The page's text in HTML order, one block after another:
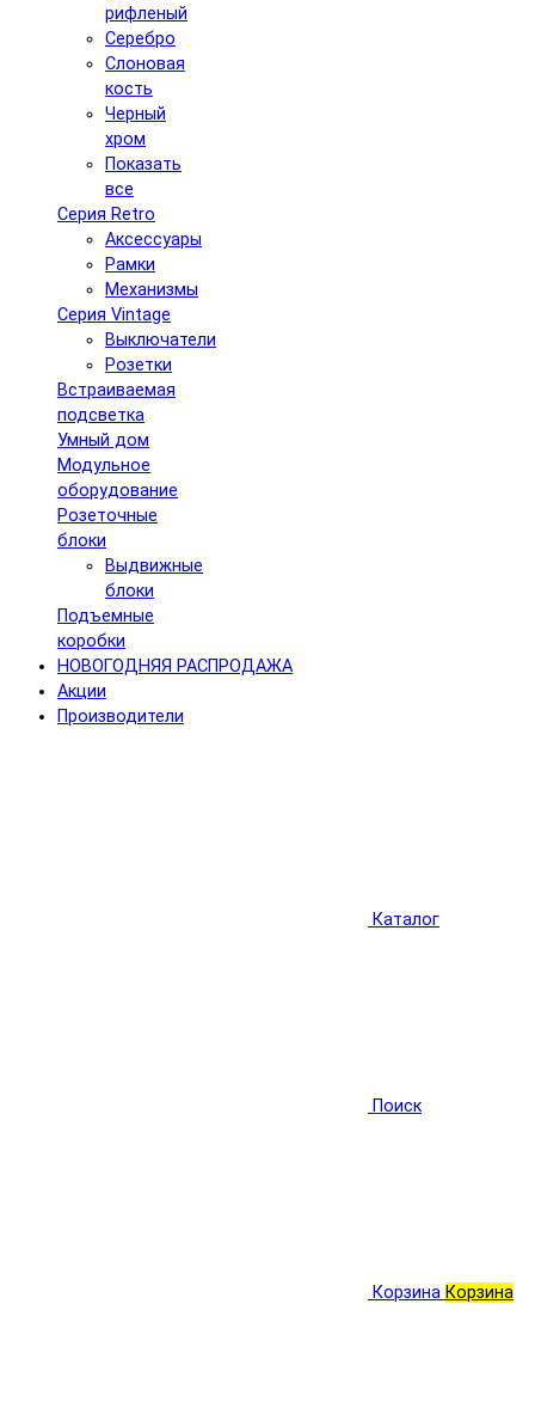
рифленый
Серебро
Слоновая
кость
Черный
хром
Показать
все
Серия Retro
Аксессуары
Рамки
Механизмы
Серия Vintage
Выключатели
Розетки
Встраиваемая
подсветка
Умный дом
Модульное
оборудование
Розеточные
блоки
Выдвижные
блоки
Подъемные
коробки
НОВОГОДНЯЯ РАСПРОДАЖА
Акции
Производители
Каталог
Поиск
Корзина Корзина